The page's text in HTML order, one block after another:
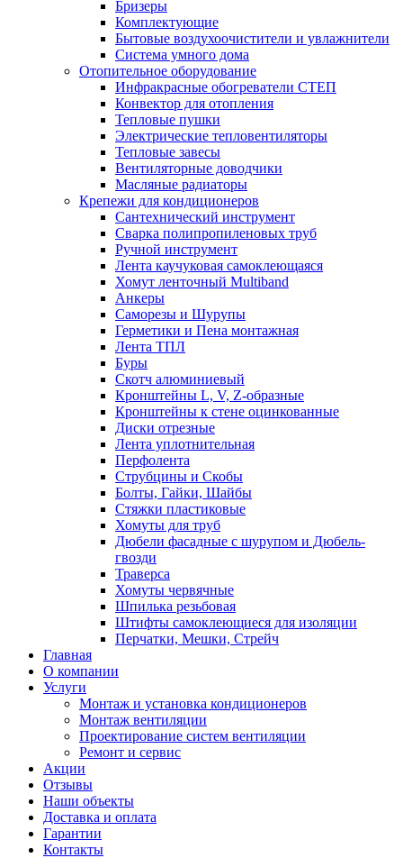
Бризеры
Комплектующие
Бытовые воздухоочистители и увлажнители
Система умного дома
Отопительное оборудование
Инфракрасные обогреватели СТЕП
Конвектор для отопления
Тепловые пушки
Электрические тепловентиляторы
Тепловые завесы
Вентиляторные доводчики
Масляные радиаторы
Крепежи для кондиционеров
Сантехнический инструмент
Сварка полипропиленовых труб
Ручной инструмент
Лента каучуковая самоклеющаяся
Хомут ленточный Multiband
Анкеры
Саморезы и Шурупы
Герметики и Пена монтажная
Лента ТПЛ
Буры
Скотч алюминиевый
Кронштейны L, V, Z-образные
Кронштейны к стене оцинкованные
Диски отрезные
Лента уплотнительная
Перфолента
Струбцины и Скобы
Болты, Гайки, Шайбы
Стяжки пластиковые
Хомуты для труб
Дюбели фасадные с шурупом и Дюбель-
гвозди
Траверса
Хомуты червячные
Шпилька резьбовая
Штифты самоклеющиеся для изоляции
Перчатки, Мешки, Стрейч
Главная
О компании
Услуги
Монтаж и установка кондиционеров
Монтаж вентиляции
Проектирование систем вентиляции
Ремонт и сервис
Акции
Отзывы
Наши объекты
Доставка и оплата
Гарантии
Контакты